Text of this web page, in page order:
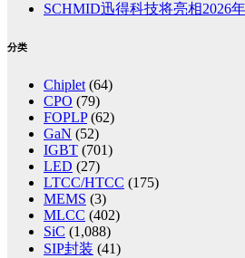
SCHMID迅得科技将亮相2026
分类
Chiplet (64)
CPO (79)
FOPLP(62)
GaN (52)
IGBT (701)
LED (27)
LTCC/HTCC (175)
MEMS (3)
MLCC (402)
SiC (1,088)
SIP封装 (41)